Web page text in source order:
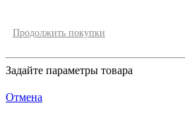
Продолжить покупки
Задайте параметры товара
Отмена